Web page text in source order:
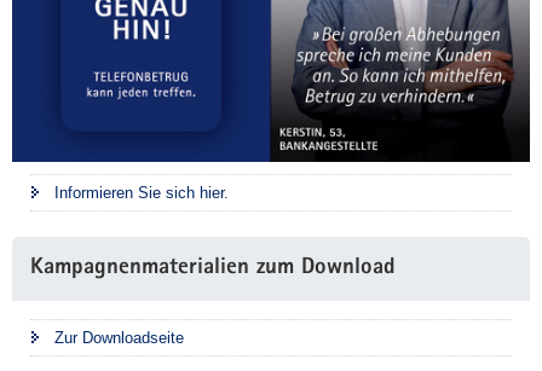
Informieren Sie sich hier.
Kampagnenmaterialien zum Download
Zur Downloadseite